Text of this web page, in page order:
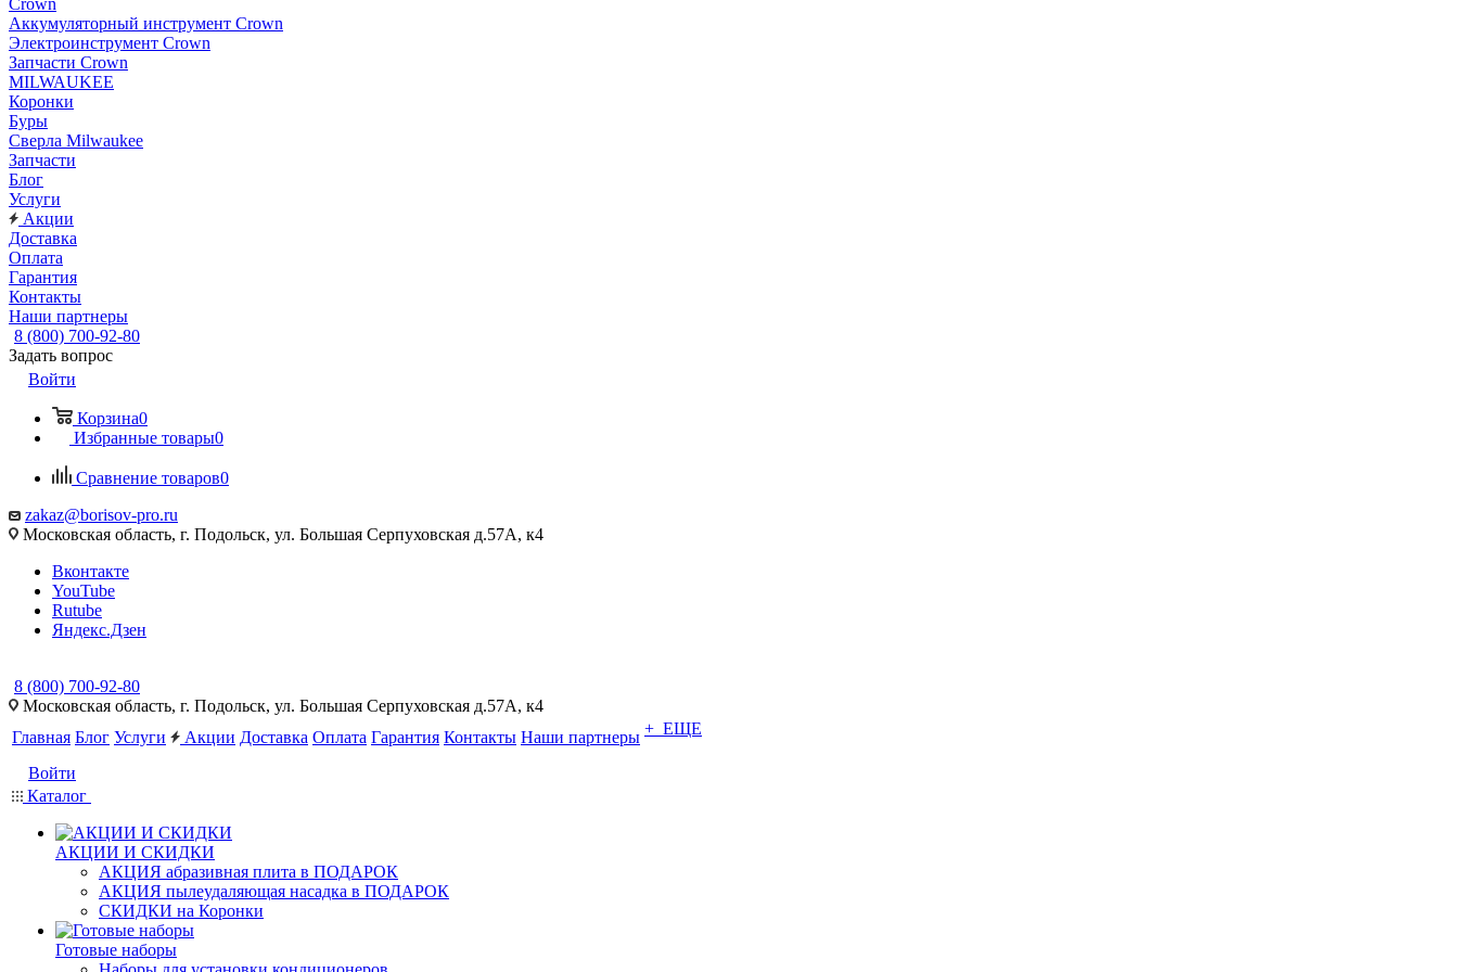
Crown
Аккумуляторный инструмент Crown
Электроинструмент Crown
Запчасти Crown
MILWAUKEE
Коронки
Буры
Сверла Milwaukee
Запчасти
Блог
Услуги
Акции
Доставка
Оплата
Гарантия
Контакты
Наши партнеры
8 (800) 700-92-80
Задать вопрос
Войти
Корзина0
Избранные товары0
Сравнение товаров0
zakaz@borisov-pro.ru
Московская область, г. Подольск, ул. Большая Серпуховская д.57A, к4
Вконтакте
YouTube
Rutube
Яндекс.Дзен
8 (800) 700-92-80
Московская область, г. Подольск, ул. Большая Серпуховская д.57A, к4
Главная Блог Услуги Акции Доставка Оплата Гарантия Контакты Наши партнеры + ЕЩЕ
Войти
Каталог
АКЦИИ И СКИДКИ
АКЦИЯ абразивная плита в ПОДАРОК
АКЦИЯ пылеудаляющая насадка в ПОДАРОК
СКИДКИ на Коронки
Готовые наборы